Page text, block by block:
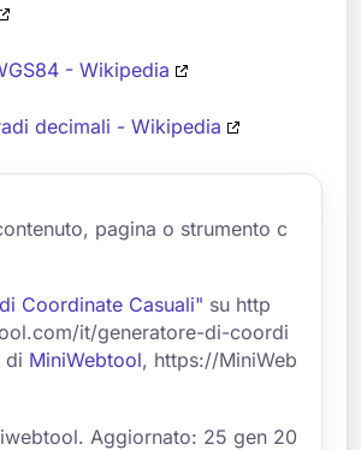
- Wikipedia
decimali - Wikipedia
pagina o strumento c
Coordinate Casuali" su http
it/generatore-di-coordi
di MiniWebtool, https://MiniWeb
Aggiornato: 25 gen 20